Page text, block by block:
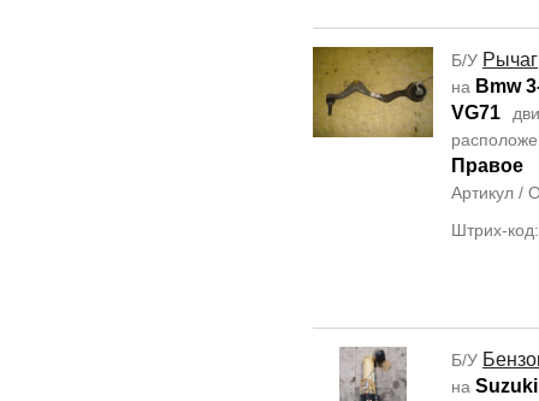
Б/У Рычаг
на Bmw
VG71
Правое
Артикул /
Штрих-
Б/У
на